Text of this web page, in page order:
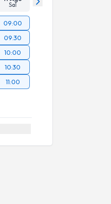
Sal
09:00
09:30
10:00
10:30
11:00